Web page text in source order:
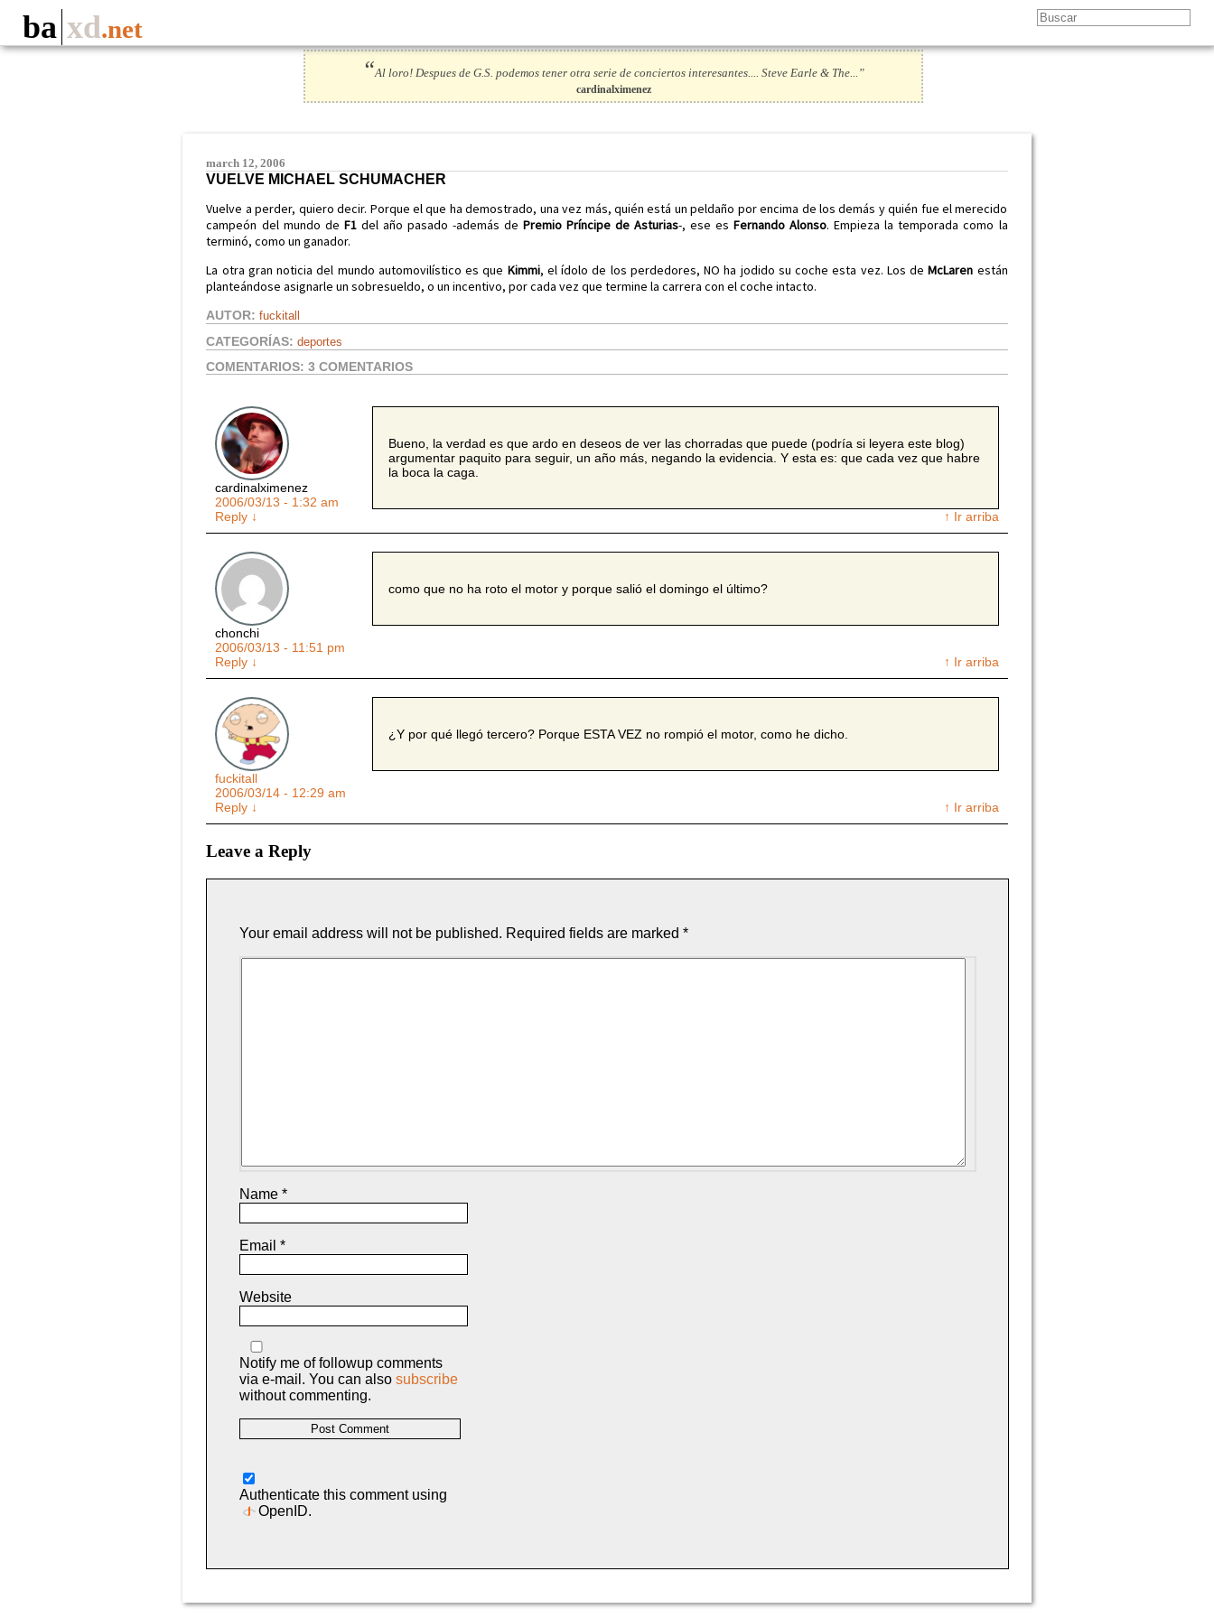
ba xd.net
“Al loro! Despues de G.S. podemos tener otra serie de conciertos interesantes.... Steve Earle & The...”
cardinalximenez
march 12, 2006
VUELVE MICHAEL SCHUMACHER
Vuelve a perder, quiero decir. Porque el que ha demostrado, una vez más, quién está un peldaño por encima de los demás y quién fue el merecido
campeón del mundo de F1del año pasado -además de Premio Príncipe de Asturias-, ese esFernando Alonso. Empieza la temporada como la
terminó, como un ganador.
La otra gran noticia del mundo automovilístico es que Kimmi, el ídolo de los perdedores, NO ha jodido su coche esta vez. Los deMcLaren están
planteándose asignarle un sobresueldo, o un incentivo, por cada vez que termine la carrera con el coche intacto.
AUTOR: fuckitall
CATEGORÍAS: deportes
COMENTARIOS:3 COMENTARIOS
cardinalximenez
2006/03/13 - 1:32 am
Bueno, la verdad es que ardo en deseos de ver las chorradas que puede (podría si leyera este blog)
argumentar paquito para seguir, un año más, negando la evidencia. Y esta es: que cada vez que habre
la boca la caga.
Reply ↓ ↑ Ir arriba
chonchi
2006/03/13 - 11:51 pm
como que no ha roto el motor y porque salió el domingo el último?
Reply ↓ ↑ Ir arriba
fuckitall
2006/03/14 - 12:29 am
¿Y por qué llegó tercero? Porque ESTA VEZ no rompió el motor, como he dicho.
Reply ↓ ↑ Ir arriba
Leave a Reply
Your email address will not be published. Required fields are marked *
Name *
Email *
Website
Notify me of followup comments
via e-mail. You can also subscribe
without commenting.
Authenticate this comment using
OpenID.